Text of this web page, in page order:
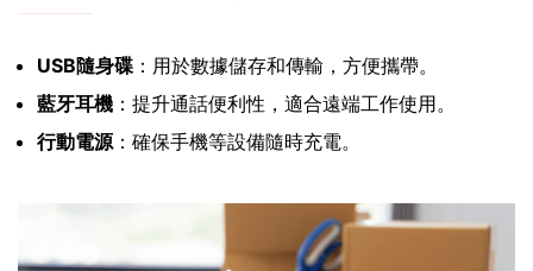
USB隨身碟 ：用於數據儲存和傳輸，方便攜帶。
藍牙耳機 ：提升通話便利性，適合遠端工作使用。
行動電源：確保手機等設備隨時充電。